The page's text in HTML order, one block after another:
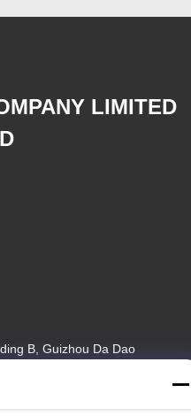
LIMITED
B, Guizhou Da Dao
China